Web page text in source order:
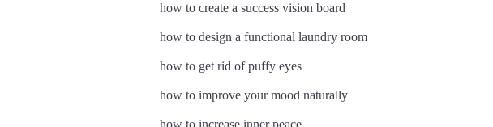
how to create a success vision board
how to design a functional laundry room
how to get rid of puffy eyes
how to improve your mood naturally
how to increase inner peace